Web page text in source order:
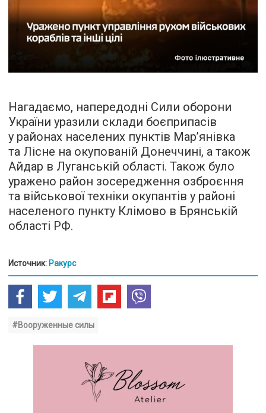
Нагадаємо, напередодні Сили оборони
України уразили склади боєприпасів
у районах населених пунктів Мар’янівка
та Лісне на окупованій Донеччині, а також
Айдар в Луганській області. Також було
уражено район зосередження озброєння
та військової техніки окупантів у районі
населеного пункту Клімово в Брянській
області РФ.
Источник: Ракурс
#Вооруженные силы